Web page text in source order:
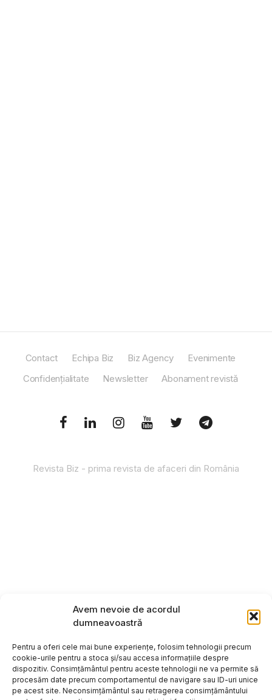
Avem nevoie de acordul
dumneavoastră
Pentru a oferi cele mai bune experiențe, folosim tehnologii precum
cookie-urile pentru a stoca și/sau accesa informațiile despre
dispozitiv. Consimțământul pentru aceste tehnologii ne va permite să
procesăm date precum comportamentul de navigare sau ID-uri unice
pe acest site. Neconsimțământul sau retragerea consimțământului
Contact Echipa Biz Biz Agency
Evenimente
Confidențialitate
Newsletter Abonament revistă
Revista Biz - prima revista de afaceri din România